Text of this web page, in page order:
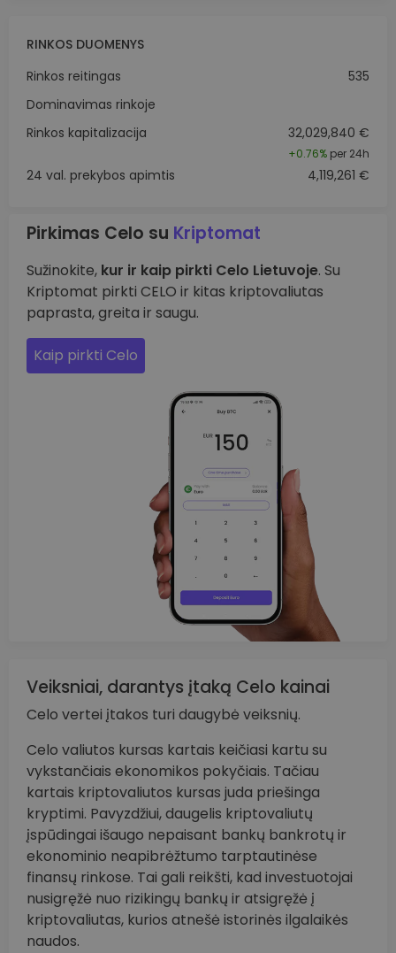
RINKOS DUOMENYS
Rinkos reitingas
535
Dominavimas rinkoje
Rinkos kapitalizacija
32,029,840 €
+0.76% per 24h
24 val. prekybos apimtis 4,119,261 €
Pirkimas Celo su Kriptomat
Sužinokite, kur ir kaip pirkti Celo Lietuvoje. Su
Kriptomat pirkti CELO ir kitas kriptovaliutas
paprasta, greita ir saugu.
Kaip pirkti Celo
Veiksniai, darantys įtaką Celo kainai
Celo vertei įtakos turi daugybė veiksnių.
Celo valiutos kursas kartais keičiasi kartu su
vykstančiais ekonomikos pokyčiais. Tačiau
kartais kriptovaliutos kursas juda priešinga
kryptimi. Pavyzdžiui, daugelis kriptovaliutų
įspūdingai išaugo nepaisant bankų bankrotų ir
ekonominio neapibrėžtumo tarptautinėse
finansų rinkose. Tai gali reikšti, kad investuotojai
nusigręžė nuo rizikingų bankų ir atsigręžė į
kriptovaliutas, kurios atnešė istorinės ilgalaikės
naudos.